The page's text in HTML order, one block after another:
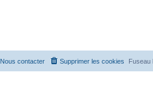
Fuseau
Supprimer les cookies
Nous contacter